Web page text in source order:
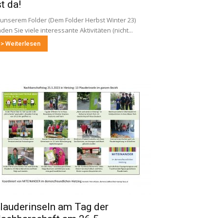
da!
Folder (Dem Folder Herbst Winter 23)
Sie viele interessante Aktivitäten (nicht...
> Weiterlesen
am Tag der